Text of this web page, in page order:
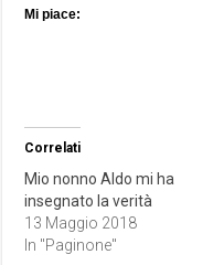
Mi piace:
Correlati
Mio nonno Aldo mi ha
insegnato la verità
13 Maggio 2018
In "Paginone"